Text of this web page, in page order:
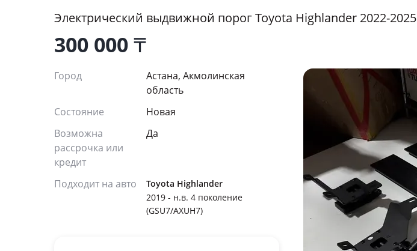
Электрический выдвижной порог Toyota Highlander 2022-2025
300 000₸
Город
Астана, Акмолинская
область
Состояние
Новая
Возможна
рассрочка или
кредит
Да
Подходит на авто
Toyota Highlander
2019 - н.в. 4 поколение
(GSU7/AXUH7)